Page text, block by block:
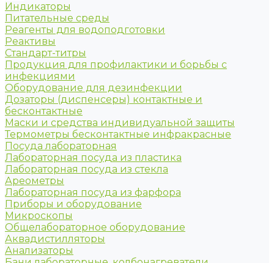
Индикаторы
Питательные среды
Реагенты для водоподготовки
Реактивы
Стандарт-титры
Продукция для профилактики и борьбы с
инфекциями
Оборудование для дезинфекции
Дозаторы (диспенсеры) контактные и
бесконтактные
Маски и средства индивидуальной защиты
Термометры бесконтактные инфракрасные
Посуда лабораторная
Лабораторная посуда из пластика
Лабораторная посуда из стекла
Ареометры
Лабораторная посуда из фарфора
Приборы и оборудование
Микроскопы
Общелабораторное оборудование
Аквадистилляторы
Анализаторы